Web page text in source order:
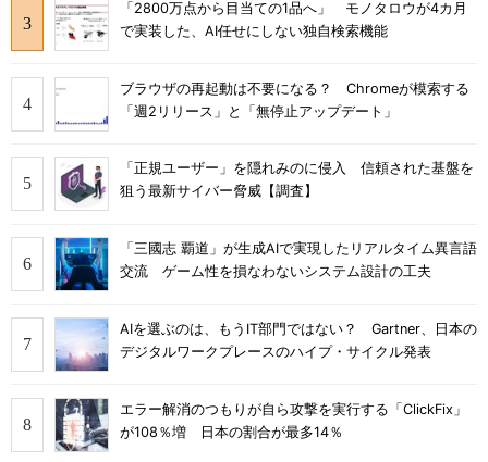
「2800万点から目当ての1品へ」 モノタロウが4カ月
で実装した、AI任せにしない独自検索機能
ブラウザの再起動は不要になる？ Chromeが模索する
「週2リリース」と「無停止アップデート」
「正規ユーザー」を隠れみのに侵入 信頼された基盤を
狙う最新サイバー脅威【調査】
「三國志 覇道」が生成AIで実現したリアルタイム異言語
交流 ゲーム性を損なわないシステム設計の工夫
AIを選ぶのは、もうIT部門ではない？ Gartner、日本の
デジタルワークプレースのハイプ・サイクル発表
エラー解消のつもりが自ら攻撃を実行する「ClickFix」
が108％増 日本の割合が最多14％